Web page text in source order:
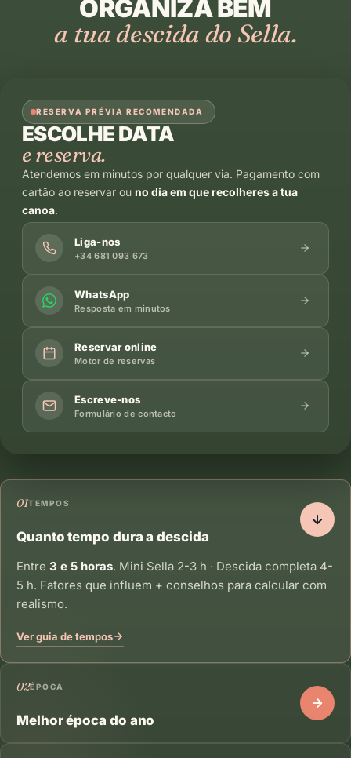
ORGANIZA BEM
a tua descida do Sella.
RESERVA PRÉVIA RECOMENDADA
ESCOLHE DATA
e reserva.
Atendemos em minutos por qualquer via. Pagamento com
cartão ao reservar ou no dia em que recolheres a tua
canoa.
Liga-nos
+34 681 093 673
WhatsApp
Resposta em minutos
Reservar online
Motor de reservas
Escreve-nos
Formulário de contacto
01TEMPOS
Quanto tempo dura a descida
Entre 3 e 5 horas. Mini Sella 2-3 h · Descida completa 4-
5 h. Fatores que influem + conselhos para calcular com
realismo.
Ver guia de tempos
02ÉPOCA
Melhor época do ano